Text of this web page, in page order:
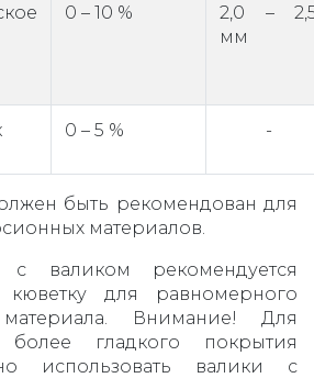
0 – 10 %
2,0 –
мм
0 – 5 % -
быть рекомендован для
материалов.
валиком рекомендуется
кюветку для равномерного
Внимание! Для
более гладкого покрытия
использовать валики с